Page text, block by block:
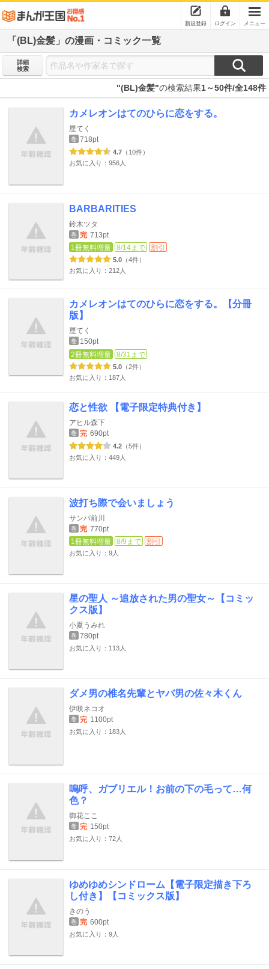
新規登録 ログイン メニュー
「(BL)金髪」の漫画・コミック一覧
詳細
検索
"(BL)金髪"の検索結果1～50件/全148件
カメレオンはてのひらに恋をする。
厘てく
巻 718pt
4.7 （10件）
お気に入り：956人
BARBARITIES
鈴木ツタ
巻 完 713pt
1冊無料増量
8/14まで 割引
5.0 （4件）
お気に入り：212人
カメレオンはてのひらに恋をする。【分冊
版】
厘てく
巻
150pt
2冊無料増量
8/31まで
5.0 （2件）
お気に入り：187人
恋と性欲 【電子限定特典付き】
アヒル森下
巻 完 690pt
4.2 （5件）
お気に入り：449人
波打ち際で会いましょう
サンバ前川
巻 完 770pt
1冊無料増量
8/9まで 割引
お気に入り：9人
星の聖人 ～追放された男の聖女～【コミッ
クス版】
小夏うみれ
巻 780pt
お気に入り：113人
ダメ男の椎名先輩とヤバ男の佐々木くん
伊咲ネコオ
巻 完 1100pt
お気に入り：183人
嗚呼、ガブリエル！お前の下の毛って…何
色？
御花ここ
巻 完 150pt
お気に入り：72人
ゆめゆめシンドローム【電子限定描き下ろ
し付き】【コミックス版】
きのう
巻 完 600pt
お気に入り：9人